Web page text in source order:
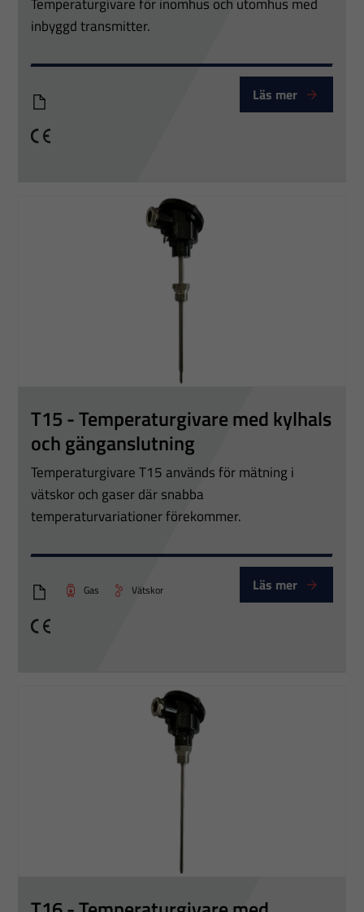
inbyggd transmitter.
PTT PAAB PTV 430
Läs mer
CE
T15 - Temperaturgivare med kylhals
och gänganslutning
Temperaturgivare T15 används för mätning i
vätskor och gaser där snabba
temperaturvariationer förekommer.
PTT T15xx
Gas Vätskor Läs mer
CE
bort. De